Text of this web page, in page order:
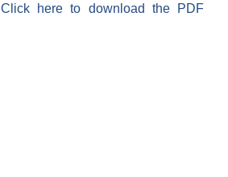
Click here to download the PDF